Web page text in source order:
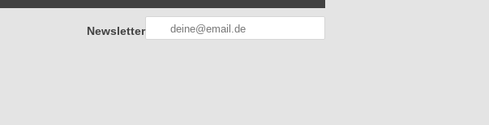
Newsletter